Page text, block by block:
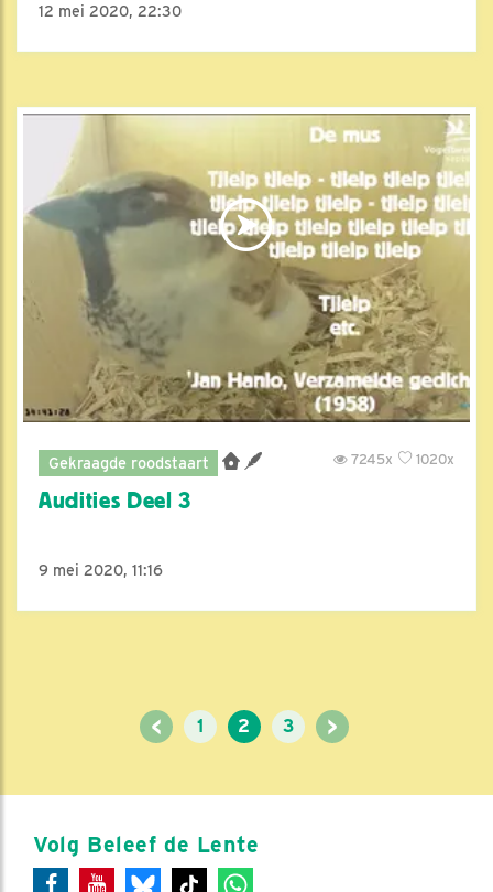
12 mei 2020, 22:30
Gekraagde roodstaart 1020x
7245x
Audities Deel 3
9 mei 2020, 11:16
< 1 2 3 >
Volg Beleef de Lente